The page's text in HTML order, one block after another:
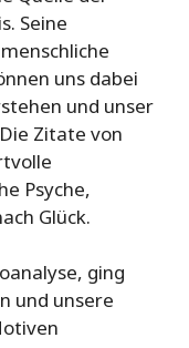
Seine
uns dabei
und unser
Zitate von
Psyche,
Glück.
ging
und unsere